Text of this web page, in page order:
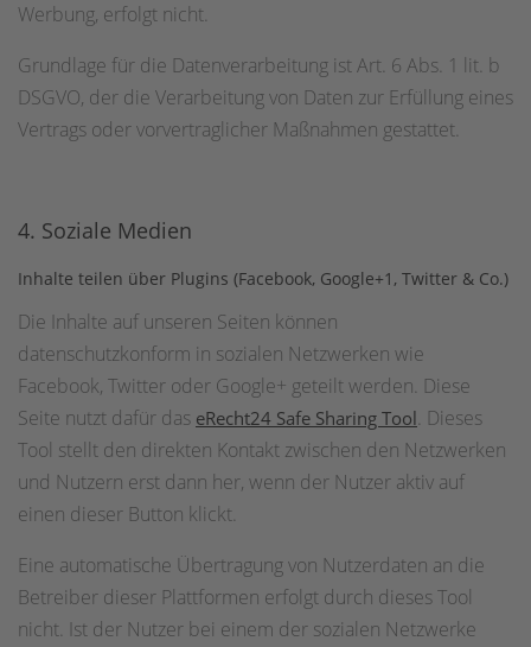
Werbung, erfolgt nicht.
Grundlage für die Datenverarbeitung ist Art. 6 Abs. 1 lit. b
DSGVO, der die Verarbeitung von Daten zur Erfüllung eines
Vertrags oder vorvertraglicher Maßnahmen gestattet.
4. Soziale Medien
Inhalte teilen über Plugins (Facebook, Google+1, Twitter & Co.)
Die Inhalte auf unseren Seiten können
datenschutzkonform in sozialen Netzwerken wie
Facebook, Twitter oder Google+ geteilt werden. Diese
Seite nutzt dafür das eRecht24 Safe Sharing Tool. Dieses
Tool stellt den direkten Kontakt zwischen den Netzwerken
und Nutzern erst dann her, wenn der Nutzer aktiv auf
einen dieser Button klickt.
Eine automatische Übertragung von Nutzerdaten an die
Betreiber dieser Plattformen erfolgt durch dieses Tool
nicht. Ist der Nutzer bei einem der sozialen Netzwerke